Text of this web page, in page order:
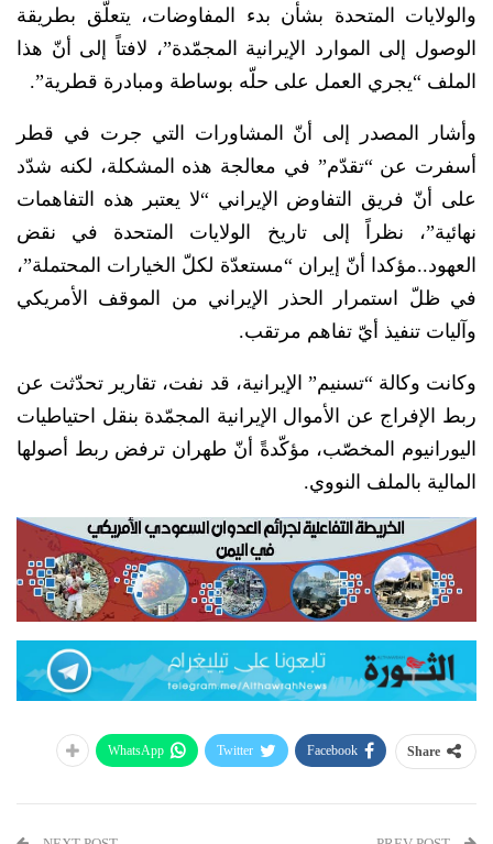
والولايات المتحدة بشأن بدء المفاوضات، يتعلّق بطريقة
الوصول إلى الموارد الإيرانية المجمّدة”، لافتاً إلى أنّ هذا
الملف “يجري العمل على حلّه بوساطة ومبادرة قطرية”.
وأشار المصدر إلى أنّ المشاورات التي جرت في قطر
أسفرت عن “تقدّم” في معالجة هذه المشكلة، لكنه شدّد
على أنّ فريق التفاوض الإيراني “لا يعتبر هذه التفاهمات
نهائية”، نظراً إلى تاريخ الولايات المتحدة في نقض
العهود..مؤكدا أنّ إيران “مستعدّة لكلّ الخيارات المحتملة”،
في ظلّ استمرار الحذر الإيراني من الموقف الأمريكي
وآليات تنفيذ أيّ تفاهم مرتقب.
وكانت وكالة “تسنيم” الإيرانية، قد نفت، تقارير تحدّثت عن
ربط الإفراج عن الأموال الإيرانية المجمّدة بنقل احتياطيات
اليورانيوم المخصّب، مؤكّدةً أنّ طهران ترفض ربط أصولها
المالية بالملف النووي.
Share
Facebook
Twitter
WhatsApp